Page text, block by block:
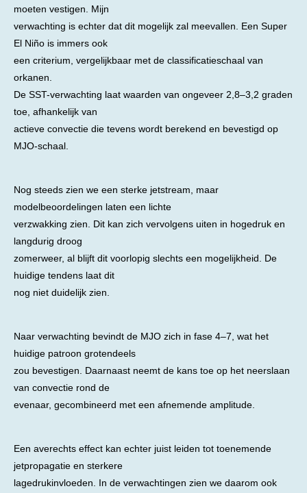
moeten vestigen. Mijn
verwachting is echter dat dit mogelijk zal meevallen. Een Super
El Niño is immers ook
een criterium, vergelijkbaar met de classificatieschaal van
orkanen.
De SST-verwachting laat waarden van ongeveer 2,8–3,2 graden
toe, afhankelijk van
actieve convectie die tevens wordt berekend en bevestigd op
MJO-schaal.
Nog steeds zien we een sterke jetstream, maar
modelbeoordelingen laten een lichte
verzwakking zien. Dit kan zich vervolgens uiten in hogedruk en
langdurig droog
zomerweer, al blijft dit voorlopig slechts een mogelijkheid. De
huidige tendens laat dit
nog niet duidelijk zien.
Naar verwachting bevindt de MJO zich in fase 4–7, wat het
huidige patroon grotendeels
zou bevestigen. Daarnaast neemt de kans toe op het neerslaan
van convectie rond de
evenaar, gecombineerd met een afnemende amplitude.
Een averechts effect kan echter juist leiden tot toenemende
jetpropagatie en sterkere
lagedrukinvloeden. In de verwachtingen zien we daarom ook